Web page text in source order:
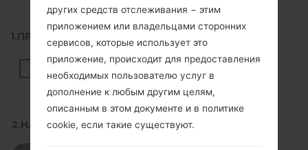
1.ПРОВЕРИТЬ НАЛИЧИЕ RECAPTCHA
2.НАЖМИТЕ, ЧТОБЫ СКАЧАТЬ
других средств отслеживания − этим
приложением или владельцами сторонних
сервисов, которые использует это
приложение, происходит для предоставления
необходимых пользователю услуг в
дополнение к любым другим целям,
описанным в этом документе и в политике
cookie, если такие существуют.